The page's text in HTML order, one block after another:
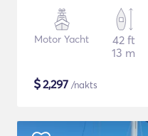
Motor Yacht
42 ft
13 m
$2,297 /nakts